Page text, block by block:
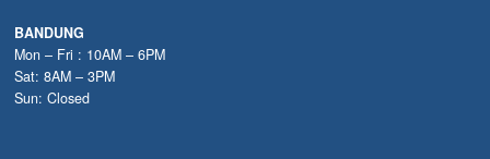
BANDUNG
Mon – Fri : 10AM – 6PM
Sat: 8AM – 3PM
Sun: Closed